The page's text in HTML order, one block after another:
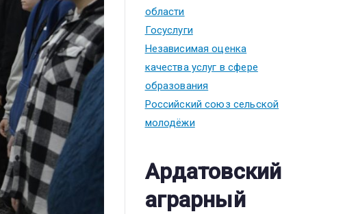
области
Госуслуги
Независимая оценка
качества услуг в сфере
образования
Российский союз сельской
молодёжи
Ардатовский
аграрный